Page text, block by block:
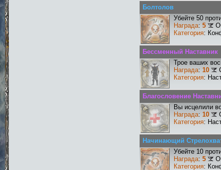
Болтолов
Убейте 50
Награда: 5
Категория:
Бессменный Наставник
Трое ваших
Награда: 10
Категория:
Благословение
Вы исцелили
Награда: 10
Категория:
Начинающий
Убейте 10
Награда: 5
Категория: